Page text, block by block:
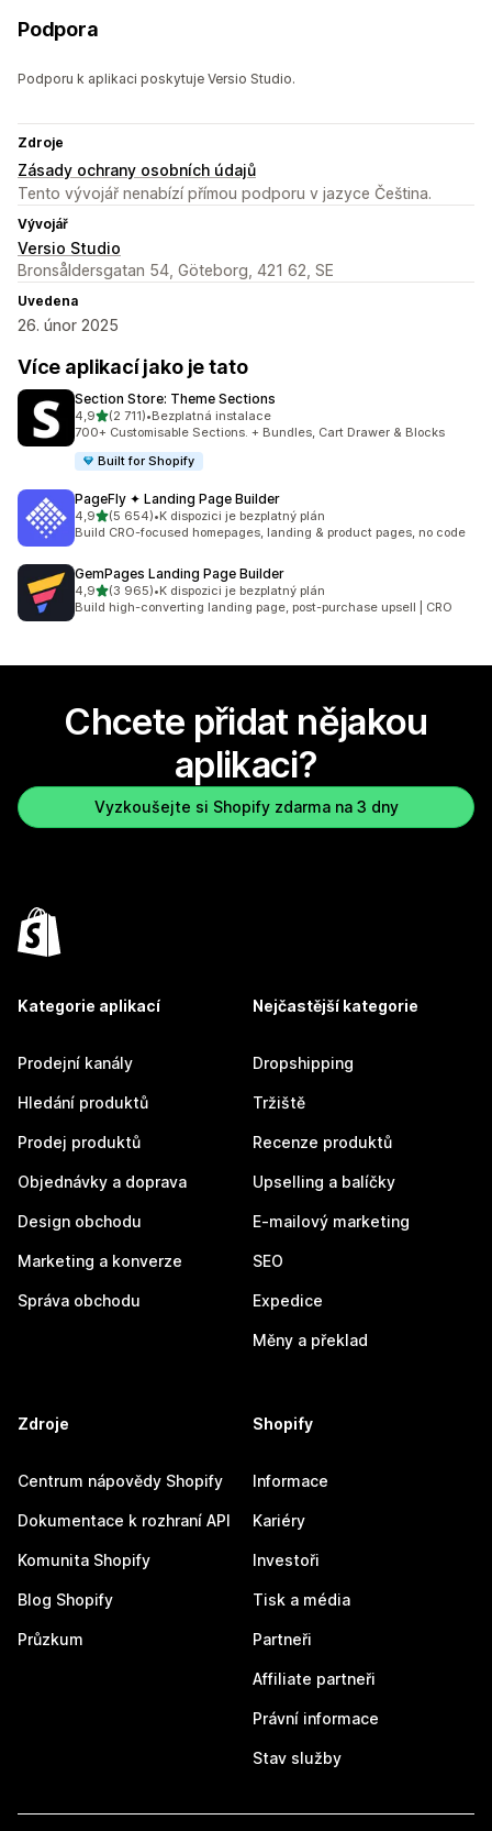
Podpora
Podporu k aplikaci poskytuje Versio Studio.
Zdroje
Zásady ochrany osobních údajů
Tento vývojář nenabízí přímou podporu v jazyce Čeština.
Vývojář
Versio Studio
Bronsåldersgatan 54, Göteborg, 421 62, SE
Uvedena
26. únor 2025
Více aplikací jako je tato
Section Store: Theme Sections
4,9z 5 hvězd
(2 711)
Celkový počet recenzí: 2711
•Bezplatná instalace
700+ Customisable Sections. + Bundles, Cart Drawer & Blocks
Built for Shopify
PageFly ✦ Landing Page Builder
4,9z 5 hvězd
(5 654)
Celkový počet recenzí: 5654
•K dispozici je bezplatný plán
Build CRO-focused homepages, landing & product pages, no code
GemPages Landing Page Builder
4,9z 5 hvězd
(3 965)
Celkový počet recenzí: 3965
•K dispozici je bezplatný plán
Build high-converting landing page, post-purchase upsell | CRO
Chcete přidat nějakou
aplikaci?
Vyzkoušejte si Shopify zdarma na 3 dny
Kategorie aplikací
Prodejní kanály
Hledání produktů
Prodej produktů
Objednávky a doprava
Design obchodu
Marketing a konverze
Správa obchodu
Nejčastější kategorie
Dropshipping
Tržiště
Recenze produktů
Upselling a balíčky
E-mailový marketing
SEO
Expedice
Měny a překlad
Zdroje
Centrum nápovědy Shopify
Dokumentace k rozhraní API
Komunita Shopify
Blog Shopify
Průzkum
Shopify
Informace
Kariéry
Investoři
Tisk a média
Partneři
Affiliate partneři
Právní informace
Stav služby